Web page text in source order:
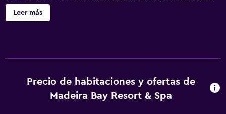
en el salón. Dos televisores de pantalla plana con
reproductores de DVD Blue Ray. Los servicios incluyen
de John's Pass Village y Boardwalk, que ofrece
restaurantes frente a la costa, tiendas y alquiler de
Leer más
Precio de habitaciones y ofertas de
Madeira Bay Resort & Spa